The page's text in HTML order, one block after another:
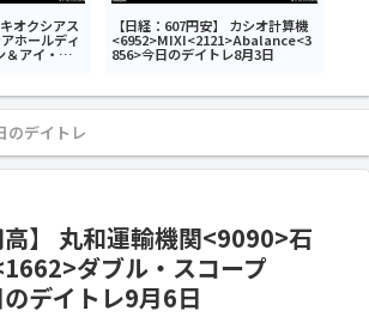
オクシアス
ホールディ
アイ・ホー
トレ7月17
【日経：607円安】 カシオ計算機
<6952>MIXI<2121>Abalance<3
856>今日のデイトレ8月3日
のデイトレ
高】 丸和運輸機関<9090>石
ダブル・スコープ
デイトレ9月6日